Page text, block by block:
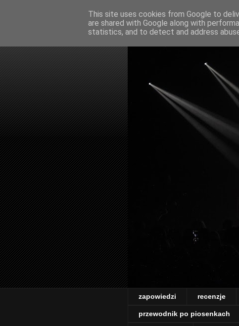
zapowiedzi recenzje
przewodnik po piosenkach
This site uses cookies from Google to
are shared with Google along with
statistics, and to detect and address